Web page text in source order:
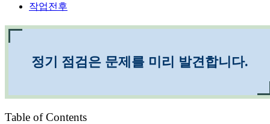
작업전후
정기 점검은 문제를 미리 발견합니다.
Table of Contents